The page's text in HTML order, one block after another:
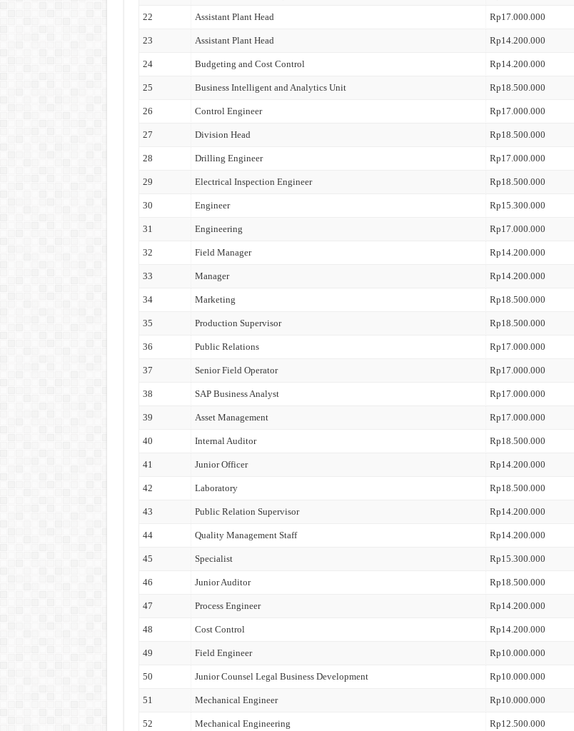
22 Assistant Plant Head Rp17.000.000
23 Assistant Plant Head Rp14.200.000
24 Budgeting and Cost Control Rp14.200.000
25 Business Intelligent and Analytics Unit Rp18.500.000
26 Control Engineer Rp17.000.000
27 Division Head Rp18.500.000
28 Drilling Engineer Rp17.000.000
29 Electrical Inspection Engineer Rp18.500.000
30 Engineer Rp15.300.000
31 Engineering Rp17.000.000
32 Field Manager Rp14.200.000
33 Manager Rp14.200.000
34 Marketing Rp18.500.000
35 Production Supervisor Rp18.500.000
36 Public Relations Rp17.000.000
37 Senior Field Operator Rp17.000.000
38 SAP Business Analyst Rp17.000.000
39 Asset Management Rp17.000.000
40 Internal Auditor Rp18.500.000
41 Junior Officer Rp14.200.000
42 Laboratory Rp18.500.000
43 Public Relation Supervisor Rp14.200.000
44 Quality Management Staff Rp14.200.000
45 Specialist Rp15.300.000
46 Junior Auditor Rp18.500.000
47 Process Engineer Rp14.200.000
48 Cost Control Rp14.200.000
49 Field Engineer Rp10.000.000
50 Junior Counsel Legal Business Development Rp10.000.000
51 Mechanical Engineer Rp10.000.000
52 Mechanical Engineering Rp12.500.000